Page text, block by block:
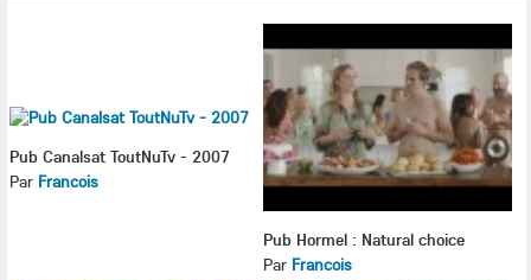
Pub Canalsat ToutNuTv - 2007
Par Francois
Pub Hormel : Natural choice
Par Francois